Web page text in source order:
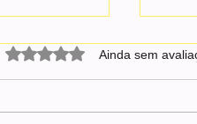
Avaliado com 0 de 5
Ainda sem